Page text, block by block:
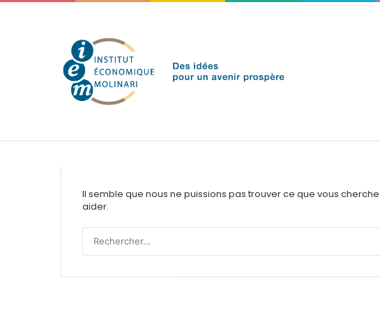
vendredi 7 août 2026 Brèves de l'IEM
Il semble que nous ne puissions pas trouver ce que vous
aider.